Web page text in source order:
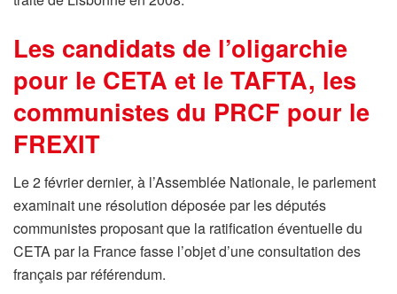
Les candidats de l’oligarchie
pour le CETA et le TAFTA, les
communistes du PRCF pour le
FREXIT
Le 2 février dernier, à l’Assemblée Nationale, le parlement
examinait une résolution déposée par les députés
communistes proposant que la ratification éventuelle du
CETA par la France fasse l’objet d’une consultation des
français par référendum.